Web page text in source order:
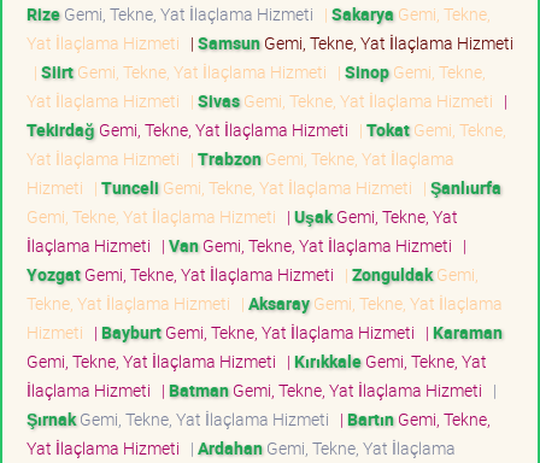
RizeGemi, Tekne, Yat İlaçlama Hizmeti | Sakarya Gemi, Tekne,
Yat İlaçlama Hizmeti | SamsunGemi, Tekne, Yat İlaçlama Hizmeti
| SiirtGemi, Tekne, Yat İlaçlama Hizmeti | SinopGemi, Tekne,
Yat İlaçlama Hizmeti | SivasGemi, Tekne, Yat İlaçlama Hizmeti |
Tekirdağ Gemi, Tekne, Yat İlaçlama Hizmeti | TokatGemi, Tekne,
Yat İlaçlama Hizmeti | TrabzonGemi, Tekne, Yat İlaçlama
Hizmeti | Tunceli Gemi, Tekne, Yat İlaçlama Hizmeti | Şanlıurfa
Gemi, Tekne, Yat İlaçlama Hizmeti | UşakGemi, Tekne, Yat
İlaçlama Hizmeti | VanGemi, Tekne, Yat İlaçlama Hizmeti |
YozgatGemi, Tekne, Yat İlaçlama Hizmeti | ZonguldakGemi,
Tekne, Yat İlaçlama Hizmeti | AksarayGemi, Tekne, Yat İlaçlama
Hizmeti | BayburtGemi, Tekne, Yat İlaçlama Hizmeti | Karaman
Gemi, Tekne, Yat İlaçlama Hizmeti | KırıkkaleGemi, Tekne, Yat
İlaçlama Hizmeti | BatmanGemi, Tekne, Yat İlaçlama Hizmeti |
ŞırnakGemi, Tekne, Yat İlaçlama Hizmeti | BartınGemi, Tekne,
Yat İlaçlama Hizmeti | ArdahanGemi, Tekne, Yat İlaçlama